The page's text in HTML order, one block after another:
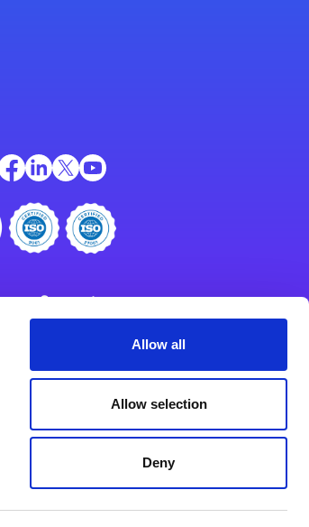
Allow all
Allow selection
Deny
Support
Impressum